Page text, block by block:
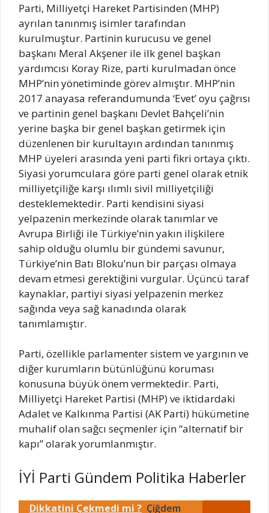
Parti, Milliyetçi Hareket Partisinden (MHP)
ayrılan tanınmış isimler tarafından
kurulmuştur. Partinin kurucusu ve genel
başkanı Meral Akşener ile ilk genel başkan
yardımcısı Koray Rize, parti kurulmadan önce
MHP’nin yönetiminde görev almıştır. MHP’nin
2017 anayasa referandumunda ‘Evet’ oyu çağrısı
ve partinin genel başkanı Devlet Bahçeli’nin
yerine başka bir genel başkan getirmek için
düzenlenen bir kurultayın ardından tanınmış
MHP üyeleri arasında yeni parti fikri ortaya çıktı.
Siyasi yorumculara göre parti genel olarak etnik
milliyetçiliğe karşı ılımlı sivil milliyetçiliği
desteklemektedir. Parti kendisini siyasi
yelpazenin merkezinde olarak tanımlar ve
Avrupa Birliği ile Türkiye’nin yakın ilişkilere
sahip olduğu olumlu bir gündemi savunur,
Türkiye’nin Batı Bloku’nun bir parçası olmaya
devam etmesi gerektiğini vurgular. Üçüncü taraf
kaynaklar, partiyi siyasi yelpazenin merkez
sağında veya sağ kanadında olarak
tanımlamıştır.
Parti, özellikle parlamenter sistem ve yargının ve
diğer kurumların bütünlüğünü koruması
konusuna büyük önem vermektedir. Parti,
Milliyetçi Hareket Partisi (MHP) ve iktidardaki
Adalet ve Kalkınma Partisi (AK Parti) hükümetine
muhalif olan sağcı seçmenler için “alternatif bir
kapı” olarak yorumlanmıştır.
İYİ Parti Gündem Politika Haberler
Dikkatini Çekmedi mi ? Çiğdem